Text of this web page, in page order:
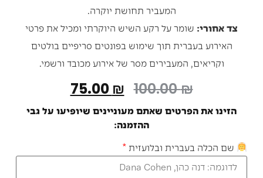
המעביר תחושת יוקרה.
צד אחורי: שומר על רקע השיש היוקרתי ומכיל את פרטי
האירוע בעברית תוך שימוש בפונטים סריפיים בולטים
וקריאים, המעבירים מסר של אירוע מכובד ורשמי.
100.00₪
75.00 ₪
הזינו את הפרטים שאתם מעוניינים שיופיעו על גבי
ההזמנה:
שם הכלה בעברית ובלועזית *